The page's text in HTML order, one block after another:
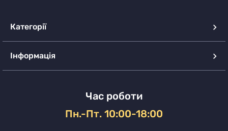
Категорії
Інформація
Час роботи
Пн.-Пт. 10:00-18:00